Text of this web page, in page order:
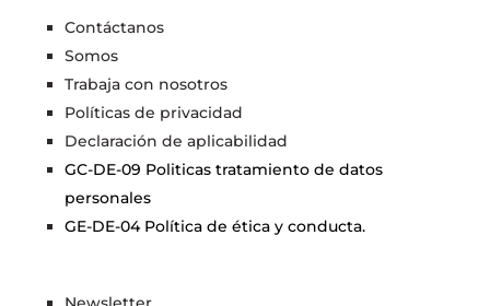
Contáctanos
Somos
Trabaja con nosotros
Políticas de privacidad
Declaración de aplicabilidad
GC-DE-09 Politicas tratamiento de datos
personales
GE-DE-04 Política de ética y conducta.